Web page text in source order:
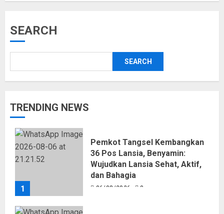
SEARCH
SEARCH
TRENDING NEWS
1
Pemkot Tangsel Kembangkan
36 Pos Lansia, Benyamin:
Wujudkan Lansia Sehat, Aktif,
dan Bahagia
06/08/2026 0